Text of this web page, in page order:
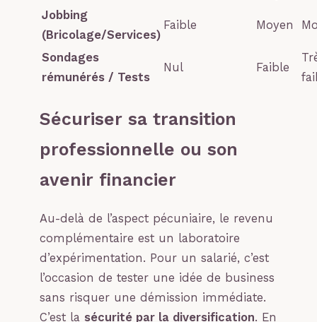
Jobbing
(Bricolage/Services)
Faible Moyen
Sondages
rémunérés / Tests
Nul Faible
Sécuriser sa transition
professionnelle ou son
avenir financier
Au-delà de l’aspect pécuniaire, le revenu
complémentaire est un laboratoire
d’expérimentation. Pour un salarié, c’est
l’occasion de tester une idée de business
sans risquer une démission immédiate.
C’est la sécurité par la diversification. En